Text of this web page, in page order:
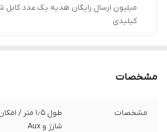
میلیون ارسال رایگان هدیه یک عدد کابل
کیلیدی
مشخصات
مشخصات
طول 1٫5 متر /
شارژ و Aux